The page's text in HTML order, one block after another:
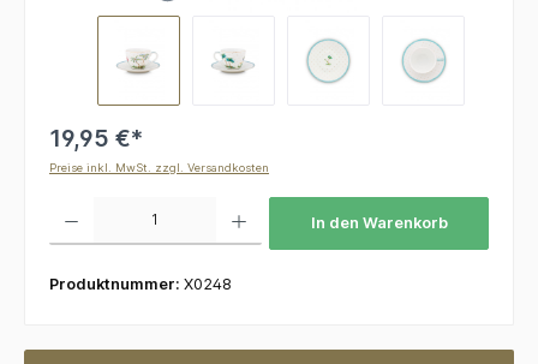
19,95 €*
Preise inkl. MwSt. zzgl. Versandkosten
In den Warenkorb
Produktnummer: X0248